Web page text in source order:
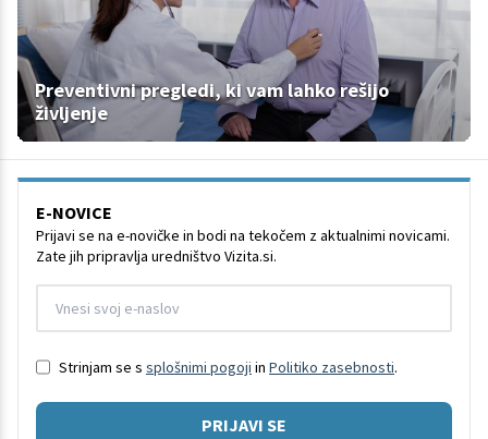
Preventivni pregledi, ki vam lahko rešijo
življenje
E-NOVICE
Prijavi se na e-novičke in bodi na tekočem z aktualnimi novicami.
Zate jih pripravlja uredništvo Vizita.si.
Strinjam se s splošnimi pogoji in Politiko zasebnosti.
PRIJAVI SE